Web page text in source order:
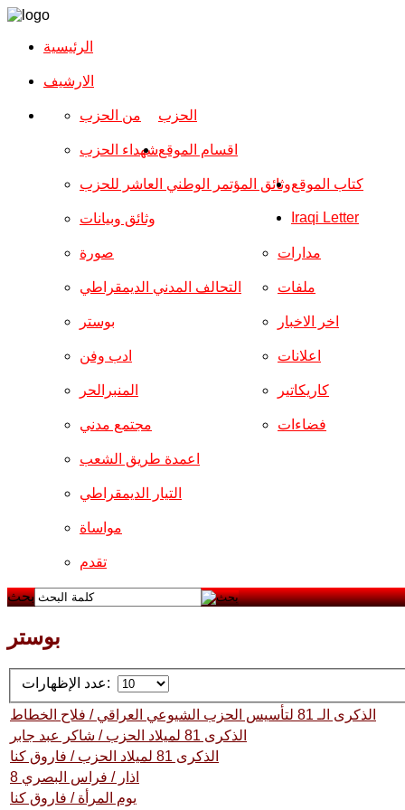
الرئيسية
الارشیف
الحزب من الحزب
شهداء الحزب
وثائق المؤتمر الوطني العاشر للحزب
وثائق وبيانات
اقسام الموقع
صورة
التحالف المدني الديمقراطي
بوستر
ادب وفن
المنبرالحر
مجتمع مدني
مدارات
ملفات
اخر الاخبار
اعلانات
كاريكاتير
فضاءات
اعمدة طريق الشعب
التيار الديمقراطي
مواساة
تقدم
كتاب الموقع
Iraqi Letter
بحث
بوستر
عدد الإظهارات:
الذكرى الـ 81 لتأسيس الحزب الشيوعي العراقي / فلاح الخطاط
الذكرى 81 لميلاد الحزب / شاكر عبد جابر
الذكرى 81 لميلاد الحزب / فاروق كنا
8 اذار / فراس البصري
يوم المرأة / فاروق كنا